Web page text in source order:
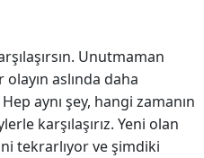
Unutmaman
olayın aslında daha
aynı şey, hangi zamanın
karşılaşırız. Yeni olan
tekrarlıyor ve şimdiki